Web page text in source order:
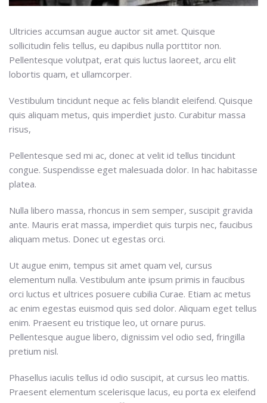
Ultricies accumsan augue auctor sit amet. Quisque
sollicitudin felis tellus, eu dapibus nulla porttitor non.
Pellentesque volutpat, erat quis luctus laoreet, arcu elit
lobortis quam, et ullamcorper.
Vestibulum tincidunt neque ac felis blandit eleifend. Quisque
quis aliquam metus, quis imperdiet justo. Curabitur massa
risus,
Pellentesque sed mi ac, donec at velit id tellus tincidunt
congue. Suspendisse eget malesuada dolor. In hac habitasse
platea.
Nulla libero massa, rhoncus in sem semper, suscipit gravida
ante. Mauris erat massa, imperdiet quis turpis nec, faucibus
aliquam metus. Donec ut egestas orci.
Ut augue enim, tempus sit amet quam vel, cursus
elementum nulla. Vestibulum ante ipsum primis in faucibus
orci luctus et ultrices posuere cubilia Curae. Etiam ac metus
ac enim egestas euismod quis sed dolor. Aliquam eget tellus
enim. Praesent eu tristique leo, ut ornare purus.
Pellentesque augue libero, dignissim vel odio sed, fringilla
pretium nisl.
Phasellus iaculis tellus id odio suscipit, at cursus leo mattis.
Praesent elementum scelerisque lacus, eu porta ex eleifend